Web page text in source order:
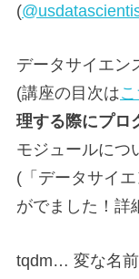
(
データサイエン
(講座の目次は
理する際にプロ
モジュールにつ
(「データサイ
がでました！詳
tqdm… 変な名